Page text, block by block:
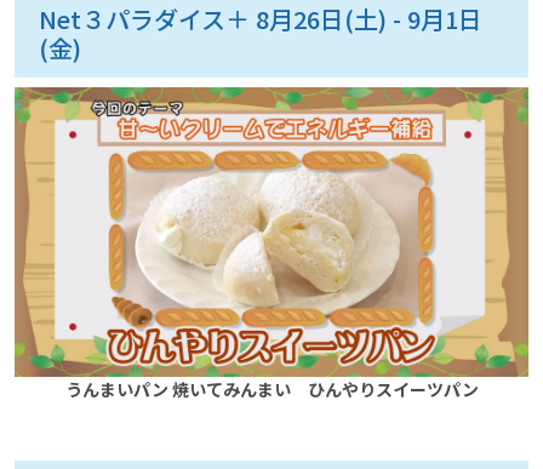
Net３パラダイス＋ 8月26日(土) - 9月1日
(金)
うんまいパン 焼いてみんまい ひんやりスイーツパン